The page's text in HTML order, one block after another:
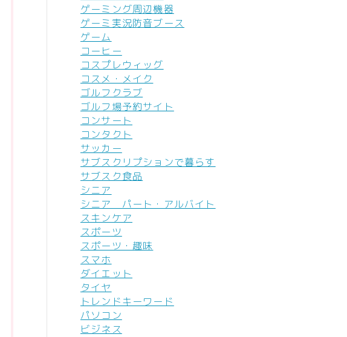
ゲーミング周辺機器
ゲーミ実況防音ブース
ゲーム
コーヒー
コスプレウィッグ
コスメ・メイク
ゴルフクラブ
ゴルフ場予約サイト
コンサート
コンタクト
サッカー
サブスクリプションで暮らす
サブスク食品
シニア
シニア パート・アルバイト
スキンケア
スポーツ
スポーツ・趣味
スマホ
ダイエット
タイヤ
トレンドキーワード
パソコン
ビジネス